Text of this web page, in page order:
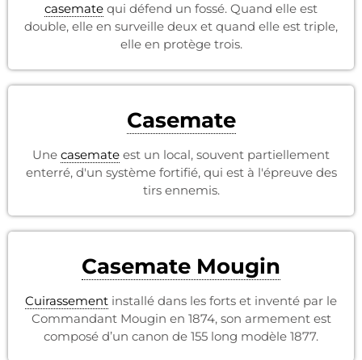
casemate qui défend un fossé. Quand elle est
double, elle en surveille deux et quand elle est triple,
elle en protège trois.
Casemate
Une casemate est un local, souvent partiellement
enterré, d'un système fortifié, qui est à l'épreuve des
tirs ennemis.
Casemate Mougin
Cuirassement installé dans les forts et inventé par le
Commandant Mougin en 1874, son armement est
composé d’un canon de 155 long modèle 1877.